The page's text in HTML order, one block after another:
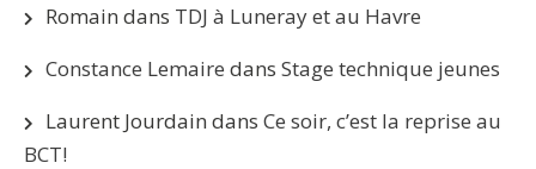
Romain dans TDJ à Luneray et au Havre
Constance Lemaire dans Stage technique jeunes
Laurent Jourdain dans Ce soir, c’est la reprise au
BCT!